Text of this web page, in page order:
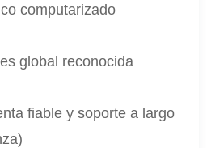
computarizado
global reconocida
fiable y soporte a largo